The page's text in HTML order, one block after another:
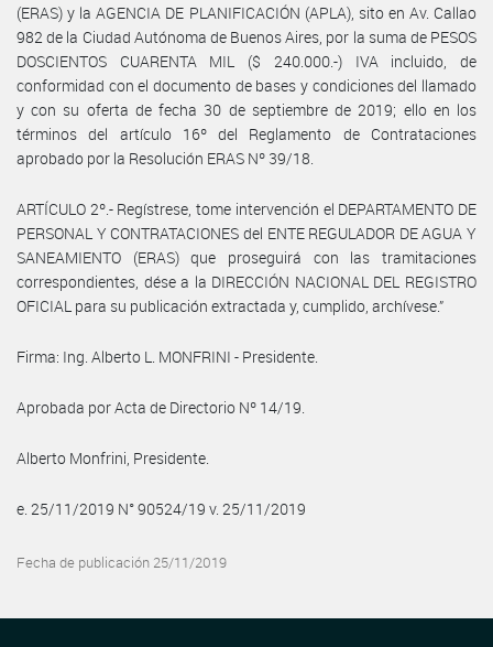
(ERAS) y la AGENCIA DE PLANIFICACIÓN (APLA), sito en Av. Callao
982 de la Ciudad Autónoma de Buenos Aires, por la suma de PESOS
DOSCIENTOS CUARENTA MIL ($ 240.000.-) IVA incluido, de
conformidad con el documento de bases y condiciones del llamado
y con su oferta de fecha 30 de septiembre de 2019; ello en los
términos del artículo 16º del Reglamento de Contrataciones
aprobado por la Resolución ERAS Nº 39/18.
ARTÍCULO 2º.- Regístrese, tome intervención el DEPARTAMENTO DE
PERSONAL Y CONTRATACIONES del ENTE REGULADOR DE AGUA Y
SANEAMIENTO (ERAS) que proseguirá con las tramitaciones
correspondientes, dése a la DIRECCIÓN NACIONAL DEL REGISTRO
OFICIAL para su publicación extractada y, cumplido, archívese.”
Firma: Ing. Alberto L. MONFRINI - Presidente.
Aprobada por Acta de Directorio Nº 14/19.
Alberto Monfrini, Presidente.
e. 25/11/2019 N° 90524/19 v. 25/11/2019
Fecha de publicación 25/11/2019